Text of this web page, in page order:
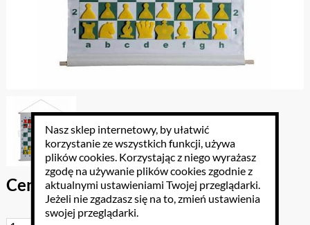
Cena brutto: 148.83 PLN
Nasz sklep internetowy, by ułatwić
korzystanie ze wszystkich funkcji, używa
plików cookies. Korzystając z niego wyrażasz
zgodę na używanie plików cookies zgodnie z
aktualnymi ustawieniami Twojej przeglądarki.
Jeżeli nie zgadzasz się na to, zmień ustawienia
swojej przeglądarki.